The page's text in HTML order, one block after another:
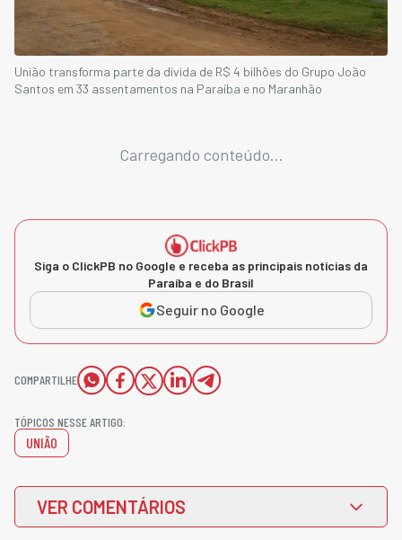
União transforma parte da dívida de R$ 4 bilhões do Grupo João
Santos em 33 assentamentos na Paraíba e no Maranhão
Carregando conteúdo...
Siga o ClickPB no Google e receba as principais notícias da
Paraíba e do Brasil
Seguir no Google
COMPARTILHE
TÓPICOS NESSE ARTIGO:
UNIÃO
VER COMENTÁRIOS